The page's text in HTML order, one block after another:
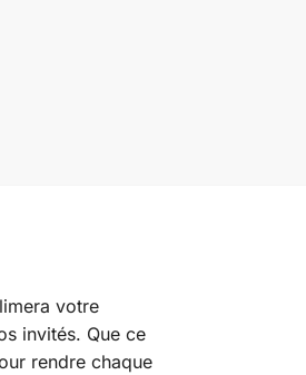
votre
invités. Que ce
rendre chaque